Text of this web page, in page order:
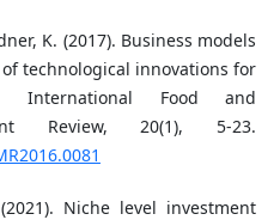
K. (2017). Business models
technological innovations for
International Food and
Review, 20(1), 5-23.
Niche level investment